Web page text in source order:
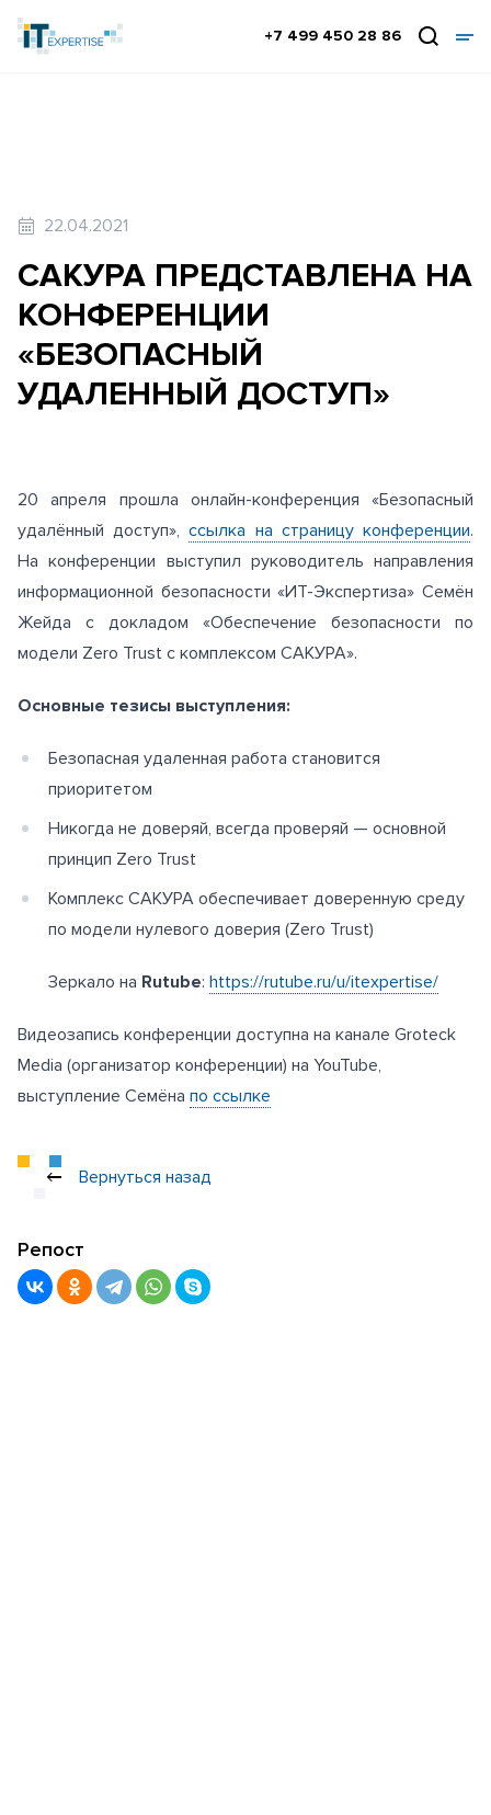
+7 499 450 28 86
22.04.2021
САКУРА ПРЕДСТАВЛЕНА НА
КОНФЕРЕНЦИИ
«БЕЗОПАСНЫЙ
УДАЛЕННЫЙ ДОСТУП»
20 апреля прошла онлайн-конференция «Безопасный
удалённый доступ»,ссылка на страницу конференции.
На конференции выступил руководитель направления
информационной безопасности «ИТ-Экспертиза» Семён
Жейда с докладом «Обеспечение безопасности по
модели Zero Trust с комплексом САКУРА».
Основные тезисы выступления:
Безопасная удаленная работа становится
приоритетом
Никогда не доверяй, всегда проверяй — основной
принцип Zero Trust
Комплекс САКУРА обеспечивает доверенную среду
по модели нулевого доверия (Zero Trust)
Зеркало на Rutube: https://rutube.ru/u/itexpertise/
Видеозапись конференции доступна на канале Groteck
Media (организатор конференции) на YouTube,
выступление Семёна по ссылке
Вернуться назад
Репост